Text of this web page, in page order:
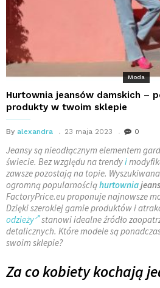
Moda
Hurtownia jeansów damskich –
produkty w twoim sklepie
By alexandra 23 maja 2023 0
Jeansy są nieodłącznym elementem
świecie. Bez względu na trendyi
zawsze pozostają na topie.
ogromną popularnościąhurtownia
FactoryPrice.eu proponuje najnowsze
Dzięki szerokiej gamie produktów i
odzieży stanowi idealne źródło
detalicznych. Które modele są
swoim sklepie?
Za co kobiety kochają